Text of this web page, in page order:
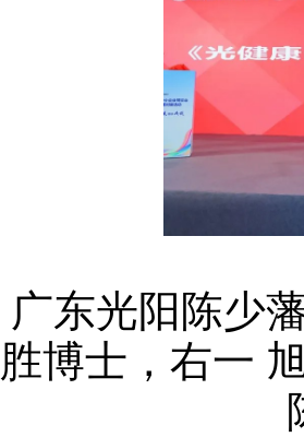
广东光阳陈少
博士，右一